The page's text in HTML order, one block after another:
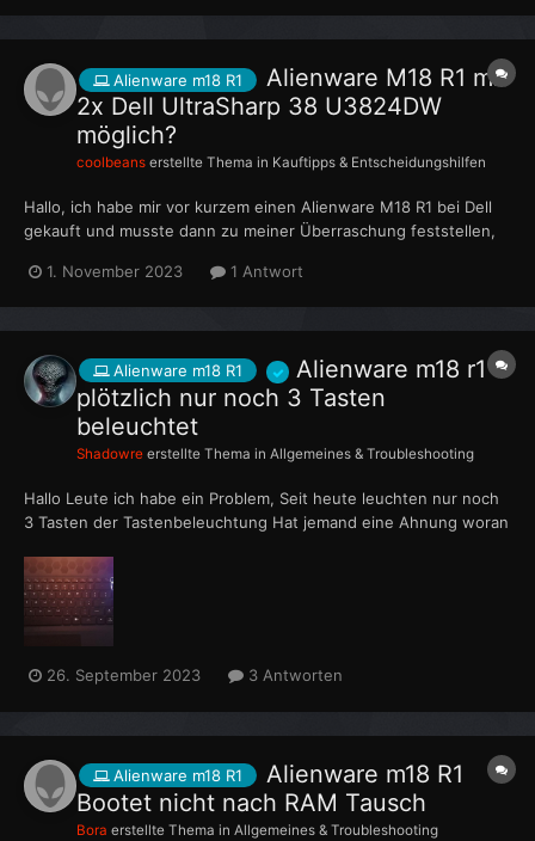
nach oben und schalten sich auch relativ...
Alienware m18 R1
Alienware M18 R1 mit
2x Dell UltraSharp 38 U3824DW
möglich?
coolbeans erstellte Thema in Kauftipps & Entscheidungshilfen
Hallo, ich habe mir vor kurzem einen Alienware M18 R1 bei Dell
gekauft und musste dann zu meiner Überraschung feststellen,
(1920x1080 geht auch nicht), ich glaube es ist ein Treiber
Problem, weil drei mal 1900x1200 plus Laptop Monitor sind k...
1. November 2023 1 Antwort
Alienware m18 R1
Alienware m18 r1
plötzlich nur noch 3 Tasten
beleuchtet
Shadowre erstellte Thema in Allgemeines & Troubleshooting
Hallo Leute ich habe ein Problem, Seit heute leuchten nur noch
3 Tasten der Tastenbeleuchtung Hat jemand eine Ahnung woran
es bleibt so wie auf dem Bild
26. September 2023 3 Antworten
Alienware m18 R1
Alienware m18 R1
Bootet nicht nach RAM Tausch
Bora erstellte Thema in Allgemeines & Troubleshooting